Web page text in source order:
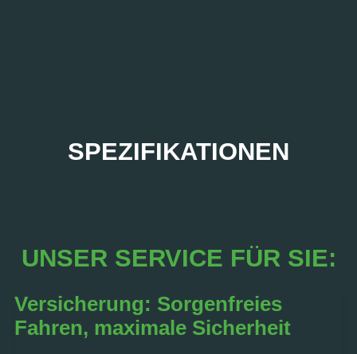
SPEZIFIKATIONEN
UNSER SERVICE FÜR SIE:
Versicherung: Sorgenfreies
Fahren, maximale Sicherheit